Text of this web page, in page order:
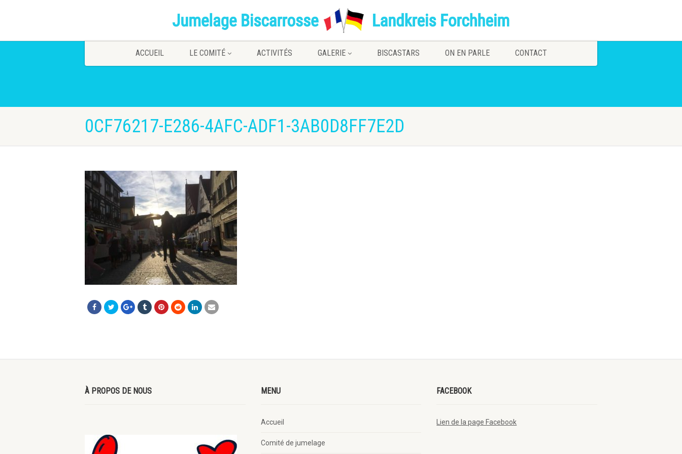
ACCUEIL LE COMITÉ ACTIVITÉS GALERIE BISCASTARS ON EN PARLE CONTACT
0CF76217-E286-4AFC-ADF1-3AB0D8FF7E2D
À PROPOS DE NOUS MENU
Accueil
Comité de jumelage
FACEBOOK
Lien de la page Facebook